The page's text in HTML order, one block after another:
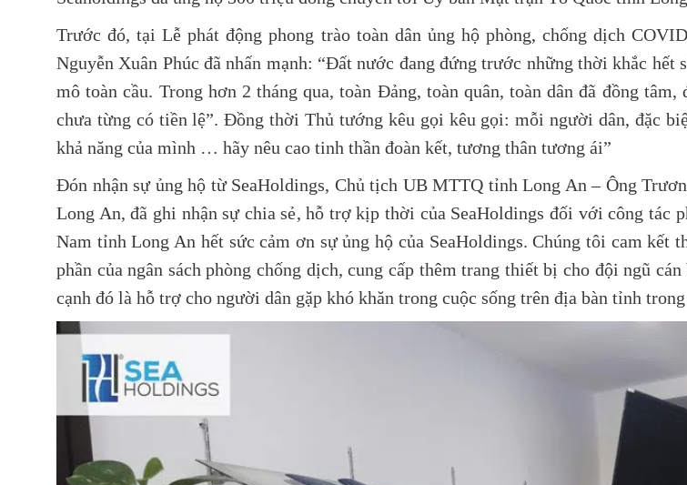
Trước đó, tại Lễ phát động phong trào toàn dân ủng hộ phòng, chống dịch
Nguyễn Xuân Phúc đã nhấn mạnh: “Đất nước đang đứng trước những thời khắc
mô toàn cầu. Trong hơn 2 tháng qua, toàn Đảng, toàn quân, toàn dân đã đồng
chưa từng có tiền lệ”. Đồng thời Thủ tướng kêu gọi kêu gọi: mỗi người dân, đặc
khả năng của mình … hãy nêu cao tinh thần đoàn kết, tương thân tương ái”
Đón nhận sự ủng hộ từ SeaHoldings, Chủ tịch UB MTTQ tỉnh Long An – Ông
Long An, đã ghi nhận sự chia sẻ, hỗ trợ kịp thời của SeaHoldings đối với công
Nam tỉnh Long An hết sức cảm ơn sự ủng hộ của SeaHoldings. Chúng tôi cam kết
phần của ngân sách phòng chống dịch, cung cấp thêm trang thiết bị cho đội ngũ
cạnh đó là hỗ trợ cho người dân gặp khó khăn trong cuộc sống trên địa bàn tỉnh